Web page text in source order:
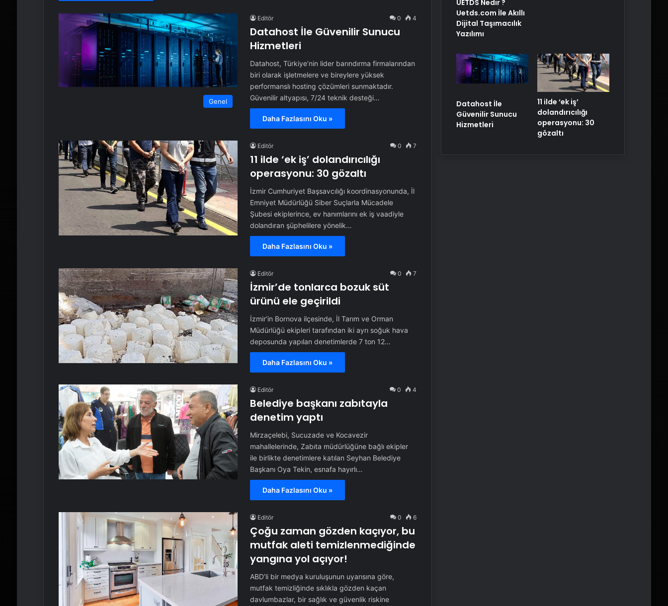
Genel
Editör 0 4
Datahost İle Güvenilir Sunucu
Hizmetleri
Datahost, Türkiye’nin lider barındırma firmalarından
biri olarak işletmelere ve bireylere yüksek
performanslı hosting çözümleri sunmaktadır.
Güvenilir altyapısı, 7/24 teknik desteği…
Daha Fazlasını Oku »
Editör 0 7
11 ilde ‘ek iş’ dolandırıcılığı
operasyonu: 30 gözaltı
İzmir Cumhuriyet Başsavcılığı koordinasyonunda, İl
Emniyet Müdürlüğü Siber Suçlarla Mücadele
Şubesi ekiplerince, ev hanımlarını ek iş vaadiyle
dolandıran şüphelilere yönelik…
Daha Fazlasını Oku »
Editör 0 7
İzmir’de tonlarca bozuk süt
ürünü ele geçirildi
İzmir’in Bornova ilçesinde, İl Tarım ve Orman
Müdürlüğü ekipleri tarafından iki ayrı soğuk hava
deposunda yapılan denetimlerde 7 ton 12…
Daha Fazlasını Oku »
Editör 0 4
Belediye başkanı zabıtayla
denetim yaptı
Mirzaçelebi, Sucuzade ve Kocavezir
mahallelerinde, Zabıta müdürlüğüne bağlı ekipler
ile birlikte denetimlere katılan Seyhan Belediye
Başkanı Oya Tekin, esnafa hayırlı…
Daha Fazlasını Oku »
Editör 0 6
Çoğu zaman gözden kaçıyor, bu
mutfak aleti temizlenmediğinde
yangına yol açıyor!
ABD’li bir medya kuruluşunun uyarısına göre,
mutfak temizliğinde sıklıkla gözden kaçan
davlumbazlar, bir sağlık ve güvenlik riskine
UETDS Nedir ?
Uetds.com İle Akıllı
Dijital Taşımacılık
Yazılımı
Datahost İle
Güvenilir Sunucu
Hizmetleri
11 ilde ‘ek iş’
dolandırıcılığı
operasyonu: 30
gözaltı